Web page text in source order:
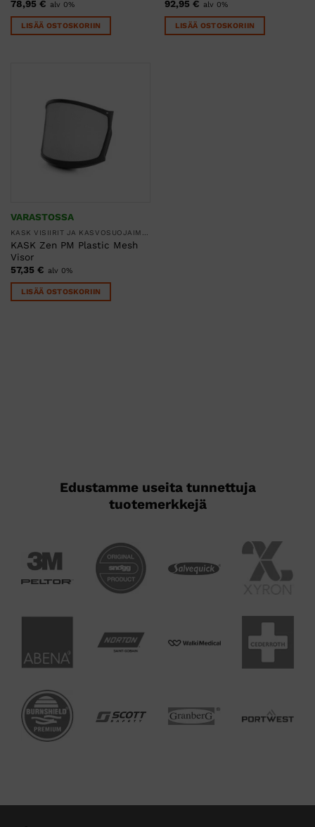
78,95 € alv 0%
LISÄÄ OSTOSKORIIN
92,95 € alv 0%
LISÄÄ OSTOSKORIIN
VARASTOSSA
KASK VISIIRIT JA KASVOSUOJAIMET
KASK Zen PM Plastic Mesh
Visor
57,35 € alv 0%
LISÄÄ OSTOSKORIIN
Edustamme useita tunnettuja
tuotemerkkejä